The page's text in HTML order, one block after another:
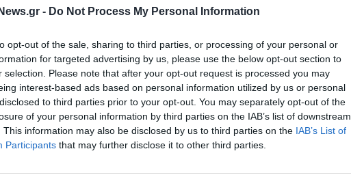
- Do Not Process My Personal Information
opt-out of the sale, sharing to third parties, or processing of your personal or
for targeted advertising by us, please use the below opt-out section to
selection. Please note that after your opt-out request is processed you may
interest-based ads based on personal information utilized by us or personal
to third parties prior to your opt-out. You may separately opt-out of the
of your personal information by third parties on the IAB’s list of downstream
This information may also be disclosed by us to third parties on the IAB’s List of
Participants that may further disclose it to other third parties.
λιανική έως και 48%